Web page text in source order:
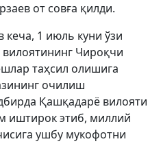
от совға қилди.
1 июль куни ўзи
Чироқчи
таҳсил олишига
очилиш
Қашқадарё вилояти
иштирок этиб, миллий
ушбу мукофотни